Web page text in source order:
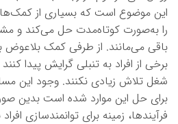
این موضوع است که بسیاری از
را به‌صورت کوتاه‌مدت حل می‌کند و
باقی می‌مانند. از طرفی کمک بلاعوض
برخی از افراد به تنبلی گرایش پیدا
شغل تلاش زیادی نکنند. وجود این
برای حل این موارد شده است بدین
فرآیندها، زمینه برای توانمندسازی